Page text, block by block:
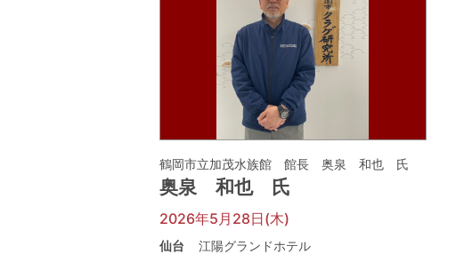
鶴岡市立加茂水族館 館長 奥泉 和也 氏
奥泉 和也 氏
2026年5月28日(木)
仙台 江陽グランドホテル